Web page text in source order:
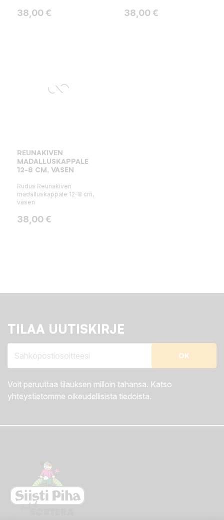
Hinta
38,00 € Hinta
38,00 €
REUNAKIVEN
MADALLUSKAPPALE
12-8 CM, VASEN
Rudus Reunakiven
madalluskappale 12-8 cm,
vasen
Hinta
38,00 €
TILAA UUTISKIRJE
Voit peruuttaa tilauksen milloin tahansa. Katso
yhteystietomme oikeudellisista tiedoista.